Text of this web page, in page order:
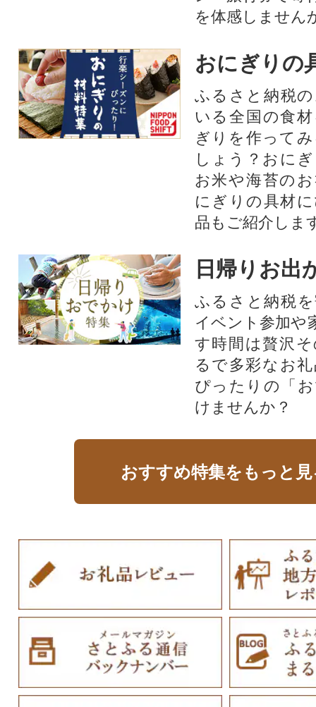
を体感しません
おにぎりの
ふるさと納税
いる全国の食
ぎりを作って
しょう？おに
お米や海苔の
にぎりの具材
品もご紹介しま
日帰りお出
ふるさと納税
イベント参加や
す時間は贅沢
るで多彩なお
ぴったりの「
けませんか？
おすすめ特集をもっと